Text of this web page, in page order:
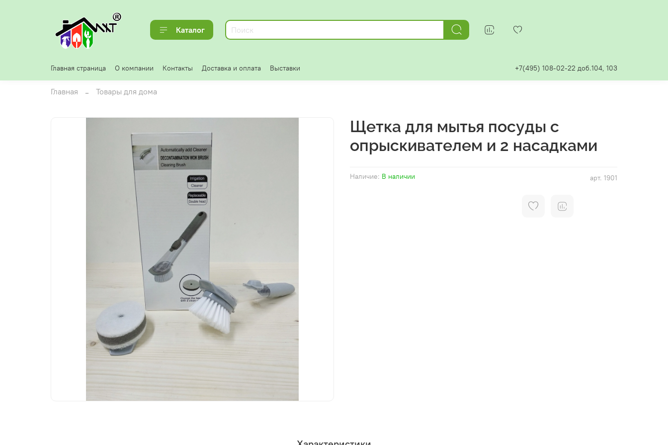
Каталог
Главная страница О компании Контакты Доставка и оплата Выставки +7(495) 108-02-22 доб.104, 103
Главная Товары для дома
арт. 1901
Наличие: В наличии
Щетка для мытья посуды с
опрыскивателем и 2 насадками